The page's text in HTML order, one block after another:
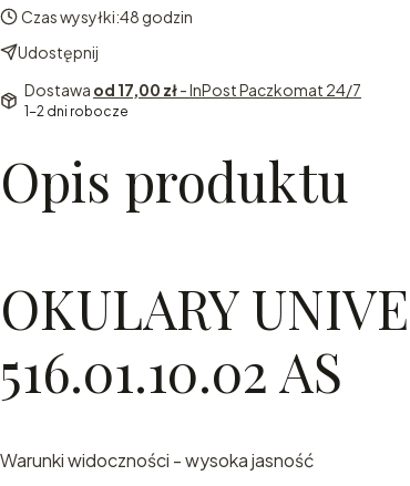
Czas wysyłki:48 godzin
Udostępnij
Dostawa od 17,00 zł- InPost Paczkomat 24/7
1-2 dni robocze
Opis produktu
OKULARY
516.01.10.02 AS
Warunki widoczności - wysoka jasność